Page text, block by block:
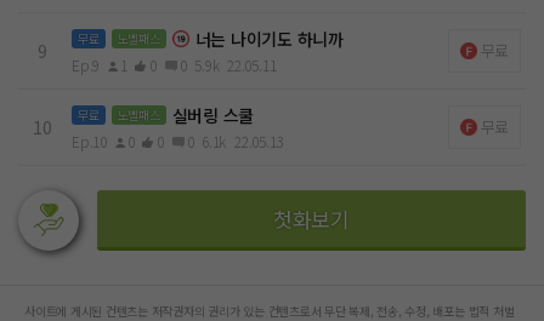
9
무료 노벨패스 너는 나이기도 하니까
Ep.9 1 0 0 5.9k 22.05.11
무료
10
무료 노벨패스 실버링 스쿨
Ep.10 0 0 0 6.1k 22.05.13
무료
첫화보기
사이트에 게시된 컨텐츠는 저작권자의 권리가 있는 컨텐츠로서 무단 복제, 전송, 수정, 배포는 법적 처벌